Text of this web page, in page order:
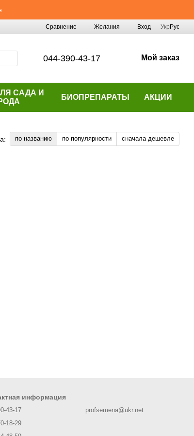
Сравнение Желания Вход УкрРус
044-390-43-17 Мой заказ
САДА И
БИОПРЕПАРАТЫ АКЦИИ
по названию по популярности сначала дешевле
информация
43-17
18-29
profsemena@ukr.net